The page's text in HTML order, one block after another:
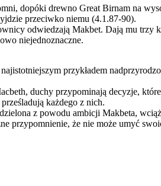
dopóki drewno Great Birnam na
przeciwko niemu (4.1.87-90).
odwiedzają Makbet. Dają mu trzy
niejednoznaczne.
przykładem
duchy przypominają decyzje, które
każdego z nich.
z powodu ambicji Makbeta, wciąż
przypomnienie, że nie może umyć